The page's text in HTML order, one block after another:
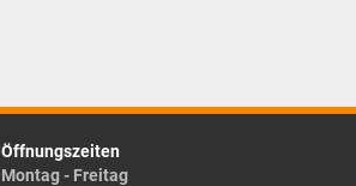
Öffnungszeiten
Montag - Freitag